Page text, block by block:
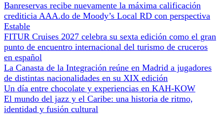
Banreservas recibe nuevamente la máxima calificación
crediticia AAA.do de Moody’s Local RD con perspectiva
Estable
FITUR Cruises 2027 celebra su sexta edición como el gran
punto de encuentro internacional del turismo de cruceros
en español
La Canasta de la Integración reúne en Madrid a jugadores
de distintas nacionalidades en su XIX edición
Un día entre chocolate y experiencias en KAH-KOW
El mundo del jazz y el Caribe: una historia de ritmo,
identidad y fusión cultural